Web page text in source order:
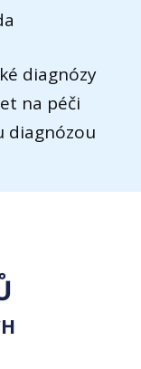
diagnózy
na péči
diagnózou